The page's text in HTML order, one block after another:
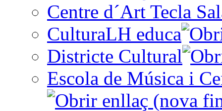
Centre d´Art Tecla
CulturaLH educa
Districte Cultural
Escola de Música i